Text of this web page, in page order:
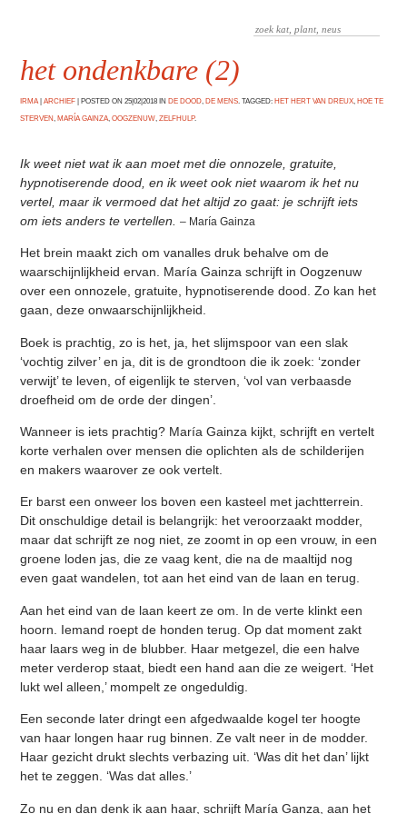
het ondenkbare (2)
IRMA|ARCHIEF POSTED ON 25|02|2018 IN DE DOOD, DE MENS. TAGGED: HET HERT VAN DREUX, HOE TE
STERVEN, MARÍA GAINZA,OOGZENUW,ZELFHULP.
Ik weet niet wat ik aan moet met die onnozele, gratuite,
hypnotiserende dood, en ik weet ook niet waarom ik het nu
vertel, maar ik vermoed dat het altijd zo gaat: je schrijft iets
om iets anders te vertellen.
– María Gainza
Het brein maakt zich om vanalles druk behalve om de
waarschijnlijkheid ervan. María Gainza schrijft in Oogzenuw
over een onnozele, gratuite, hypnotiserende dood. Zo kan het
gaan, deze onwaarschijnlijkheid.
Boek is prachtig, zo is het, ja, het slijmspoor van een slak
‘vochtig zilver’ en ja, dit is de grondtoon die ik zoek: ‘zonder
verwijt’ te leven, of eigenlijk te sterven, ‘vol van verbaasde
droefheid om de orde der dingen’.
Wanneer is iets prachtig? María Gainza kijkt, schrijft en vertelt
korte verhalen over mensen die oplichten als de schilderijen
en makers waarover ze ook vertelt.
Er barst een onweer los boven een kasteel met jachtterrein.
Dit onschuldige detail is belangrijk: het veroorzaakt modder,
maar dat schrijft ze nog niet, ze zoomt in op een vrouw, in een
groene loden jas, die ze vaag kent, die na de maaltijd nog
even gaat wandelen, tot aan het eind van de laan en terug.
Aan het eind van de laan keert ze om. In de verte klinkt een
hoorn. Iemand roept de honden terug. Op dat moment zakt
haar laars weg in de blubber. Haar metgezel, die een halve
meter verderop staat, biedt een hand aan die ze weigert. ‘Het
lukt wel alleen,’ mompelt ze ongeduldig.
Een seconde later dringt een afgedwaalde kogel ter hoogte
van haar longen haar rug binnen. Ze valt neer in de modder.
Haar gezicht drukt slechts verbazing uit. ‘Was dit het dan’ lijkt
het te zeggen. ‘Was dat alles.’
Zo nu en dan denk ik aan haar, schrijft María Ganza, aan het